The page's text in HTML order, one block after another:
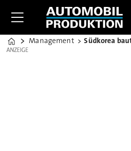
Home
Management
ANZEIGE
ANZEIGE